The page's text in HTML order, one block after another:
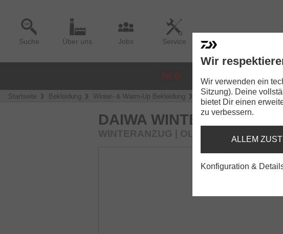
Suche Über uns Jobs Service
NEU
Startseite Bekleidung Winter- & Warm-Up Bekleidung DAIWA Winter Carp Suit
DAIWA WINTER CARP
WINTERANZUG | OLIVGRÜN
Wir
Wir verwenden ein
Sitzung). Deine
bietet Dir einen
zu verbessern.
ALLEM
Konfiguration &